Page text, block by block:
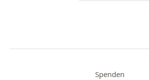
Spenden